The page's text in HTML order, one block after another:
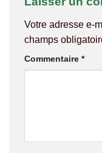
Votre adresse e-
champs
Commentaire *